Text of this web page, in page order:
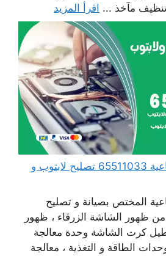
تنظيف مآخذ ... اقرأ المزيد
مهندس كمبيوتر الضباعية 65511033 تصليح لابتوب و
المختص بصيانة و تصليح
من ظهور الشاشة الزرقاء ، ظهور
كرت الشاشة وحدة معالجة
الطاقة و التغذية ، معالجة